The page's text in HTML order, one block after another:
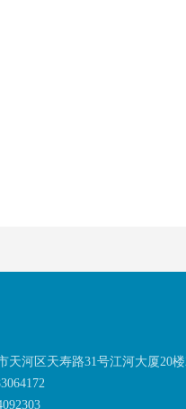
天河区天寿路31号江河大厦20楼